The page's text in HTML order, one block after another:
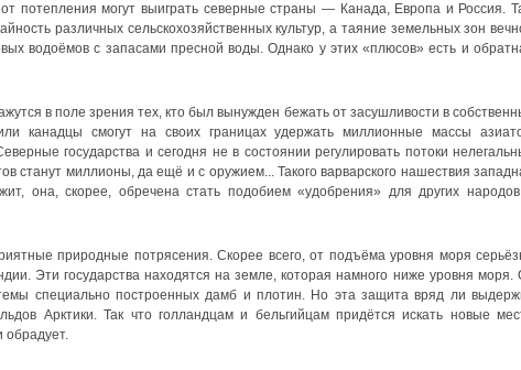
потепления могут выиграть северные страны — Канада, Европа и Россия.
различных сельскохозяйственных культур, а таяние земельных зон
водоёмов с запасами пресной воды. Однако у этих «плюсов» есть и
в поле зрения тех, кто был вынужден бежать от засушливости в
канадцы смогут на своих границах удержать миллионные массы
государства и сегодня не в состоянии регулировать потоки
станут миллионы, да ещё и с оружием... Такого варварского нашествия
она, скорее, обречена стать подобием «удобрения» для других
природные потрясения. Скорее всего, от подъёма уровня моря
Эти государства находятся на земле, которая намного ниже уровня моря.
специально построенных дамб и плотин. Но эта защита вряд ли
Арктики. Так что голландцам и бельгийцам придётся искать новые
обрадует.